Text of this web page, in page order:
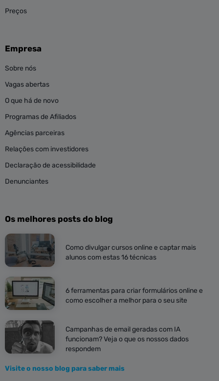
Preços
Empresa
Sobre nós
Vagas abertas
O que há de novo
Programas de Afiliados
Agências parceiras
Relações com investidores
Declaração de acessibilidade
Denunciantes
Os melhores posts do blog
Como divulgar cursos online e captar mais
alunos com estas 16 técnicas
6 ferramentas para criar formulários online e
como escolher a melhor para o seu site
Campanhas de email geradas com IA
funcionam? Veja o que os nossos dados
respondem
Visite o nosso blog para saber mais